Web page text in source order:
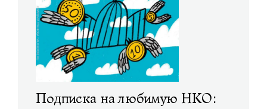
Подписка на любимую НКО: